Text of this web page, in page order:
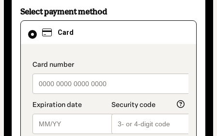
Select payment method
Card
payment_data.section_title_v2
Card
selected
method